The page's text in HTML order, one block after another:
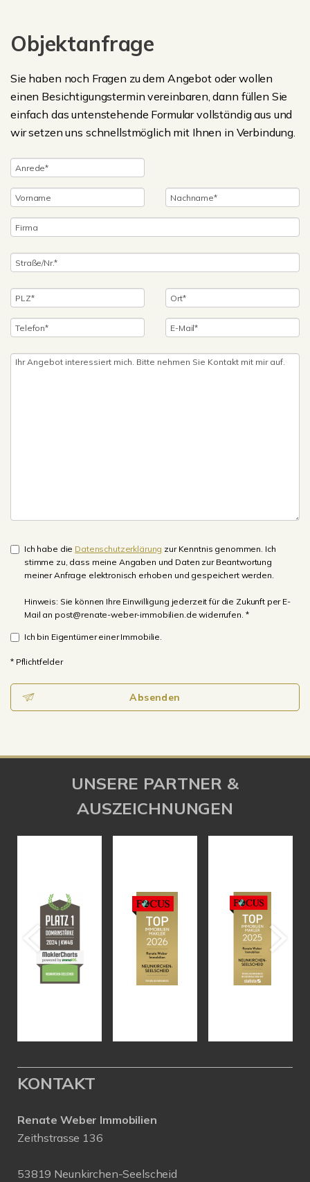
Objektanfrage
Sie haben noch Fragen zu dem Angebot oder wollen
einen Besichtigungstermin vereinbaren, dann füllen Sie
einfach das untenstehende Formular vollständig aus und
wir setzen uns schnellstmöglich mit Ihnen in Verbindung.
Ich habe die Datenschutzerklärung zur Kenntnis genommen. Ich
stimme zu, dass meine Angaben und Daten zur Beantwortung
meiner Anfrage elektronisch erhoben und gespeichert werden.
Hinweis: Sie können Ihre Einwilligung jederzeit für die Zukunft per E-
Mail an post@renate-weber-immobilien.de widerrufen. *
Ich bin Eigentümer einer Immobilie.
* Pflichtfelder
Absenden
UNSERE PARTNER &
AUSZEICHNUNGEN
KONTAKT
Renate Weber Immobilien
Zeithstrasse 136
53819 Neunkirchen-Seelscheid